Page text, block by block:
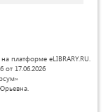
платформе eLIBRARY.RU.
17.06.2026